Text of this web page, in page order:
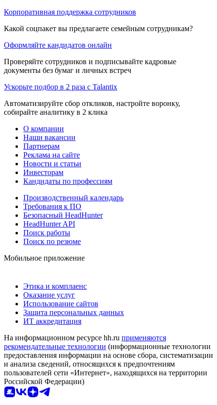
Корпоративная поддержка сотрудников
Какой соцпакет вы предлагаете семейным сотрудникам?
Оформляйте кандидатов онлайн
Проверяйте сотрудников и подписывайте кадровые
документы без бумаг и личных встреч
Ускорьте подбор в 2 раза с Talantix
Автоматизируйте сбор откликов, настройте воронку,
собирайте аналитику в 2 клика
О компании
Наши вакансии
Партнерам
Реклама на сайте
Новости и статьи
Инвесторам
Кандидаты по профессиям
Производственный календарь
Требования к ПО
Безопасный HeadHunter
HeadHunter API
Поиск работы
Поиск по резюме
Мобильное приложение
Этика и комплаенс
Оказание услуг
Использование сайтов
Защита персональных данных
ИТ аккредитация
На информационном ресурсе hh.ru применяются
рекомендательные технологии (информационные технологии
предоставления информации на основе сбора, систематизации
и анализа сведений, относящихся к предпочтениям
пользователей сети «Интернет», находящихся на территории
Российской Федерации)